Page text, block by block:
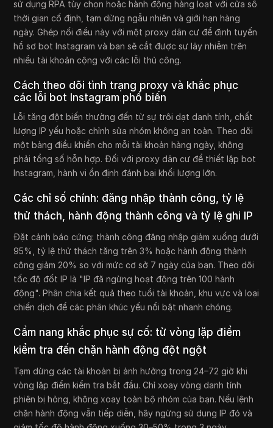
sử dụng RPA tùy chọn hoặc hành động hàng loạt với cửa sổ
thời gian cố định, tạm dừng ngẫu nhiên và giới hạn hàng
ngày. Ghép nối điều này với một proxy dân cư để định tuyến
hồ sơ bot Instagram và bạn sẽ cắt được sự lây nhiễm trên
nhiều tài khoản cộng với các lỗi thủ công.
Cách theo dõi tình trạng proxy và khắc phục
các lỗi bot Instagram phổ biến
Lỗi tăng đột biến thường đến từ sự trôi dạt danh tính, chất
lượng IP yếu hoặc chỉnh sửa nhóm không an toàn. Theo dõi
một bảng điều khiển cho mỗi tài khoản hàng ngày, không
phải tổng số hỗn hợp. Đối với proxy dân cư để thiết lập bot
Instagram, hành vi ổn định đánh bại khối lượng lớn.
Các chỉ số chính: đăng nhập thành công, tỷ lệ
thử thách, hành động thành công và tỷ lệ ghi IP
Đặt cảnh báo cứng: thành công đăng nhập giảm xuống dưới
95%, tỷ lệ thử thách tăng trên 3% hoặc hành động thành
công giảm 20% so với mức cơ sở 7 ngày của bạn. Theo dõi
tốc độ đốt IP là "IP đã ngừng hoạt động trên 100 hành
động". Phân chia kết quả theo tuổi tài khoản, khu vực và loại
chiến dịch để các phân khúc yếu nổi bật nhanh chóng.
Cẩm nang khắc phục sự cố: từ vòng lặp điểm
kiểm tra đến chặn hành động đột ngột
Tạm dừng các tài khoản bị ảnh hưởng trong 24–72 giờ khi
vòng lặp điểm kiểm tra bắt đầu. Chỉ xoay vòng danh tính
phiên bị hỏng, không xoay toàn bộ nhóm của bạn. Nếu lệnh
chặn hành động vẫn tiếp diễn, hãy ngừng sử dụng IP đó và